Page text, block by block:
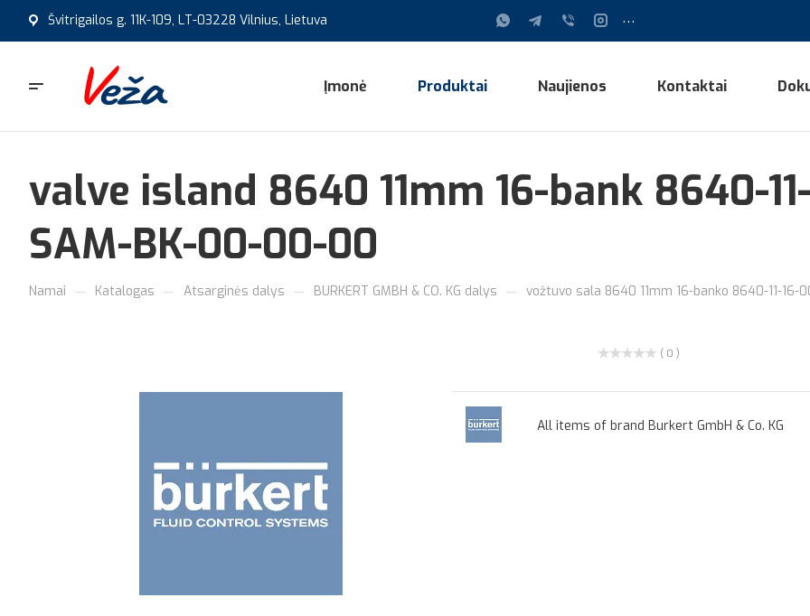
Švitrigailos g. 11K-109, LT-03228 Vilnius, Lietuva ...
Įmonė Produktai Naujienos Kontaktai
valve island 8640 11mm 16-bank 8640-
SAM-BK-00-00-00
Namai — Katalogas — Atsarginės dalys — BURKERT GMBH & CO. KG dalys — vožtuvo sala 8640 11mm 16-banko 8640-11-
( 0 )
All items of brand Burkert GmbH & Co. KG